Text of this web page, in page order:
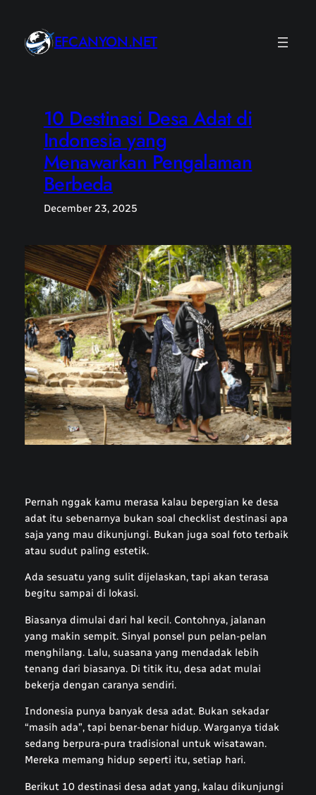
content
EFCANYON.NET
10 Destinasi Desa Adat di
Indonesia yang
Menawarkan Pengalaman
Berbeda
December 23, 2025
Pernah nggak kamu merasa kalau bepergian ke desa
adat itu sebenarnya bukan soal checklistdestinasi apa
saja yang mau dikunjungi. Bukan juga soal foto terbaik
atau sudut paling estetik.
Ada sesuatu yang sulit dijelaskan, tapi akan terasa
begitu sampai di lokasi.
Biasanya dimulai dari hal kecil. Contohnya, jalanan
yang makin sempit. Sinyal ponsel pun pelan-pelan
menghilang. Lalu, suasana yang mendadak lebih
tenang dari biasanya. Di titik itu, desa adat mulai
bekerja dengan caranya sendiri.
Indonesia punya banyak desa adat. Bukan sekadar
“masih ada”, tapi benar-benar hidup. Warganya tidak
sedang berpura-pura tradisional untuk wisatawan.
Mereka memang hidup seperti itu, setiap hari.
Berikut 10 destinasi desa adat yang, kalau dikunjungi